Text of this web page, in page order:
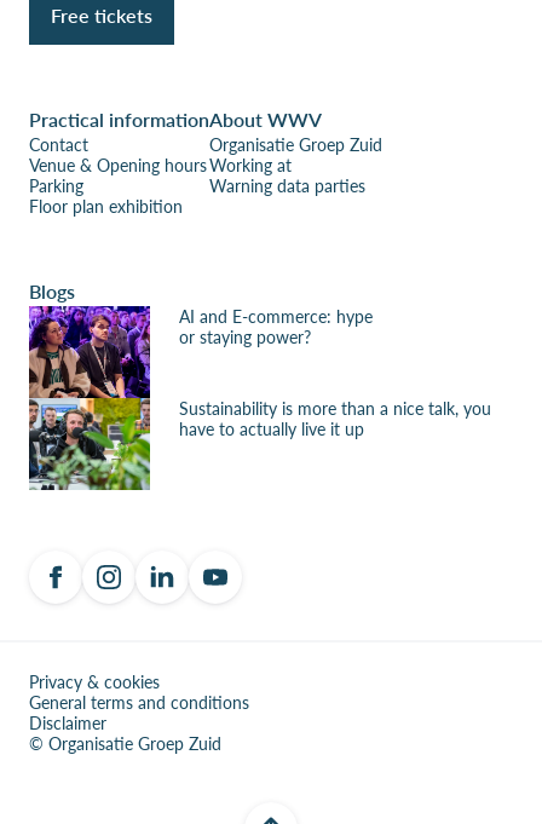
Free tickets
Practical information
Contact
Venue & Opening hours
Parking
Floor plan exhibition
About WWV
Organisatie Groep Zuid
Working at
Warning data parties
Blogs
AI and E-commerce: hype
or staying power?
Sustainability is more than a nice talk, you
have to actually live it up
Privacy & cookies
General terms and conditions
Disclaimer
© Organisatie Groep Zuid